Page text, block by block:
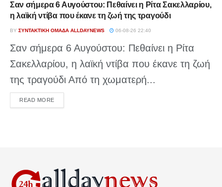
Σαν σήμερα 6 Αυγούστου: Πεθαίνει η Ρίτα Σακελλαρίου,
η λαϊκή ντίβα που έκανε τη ζωή της τραγούδι
BY ΣΥΝΤΑΚΤΙΚΉ ΟΜΆΔΑ ALLDAYNEWS 06-08-26 22:40
Σαν σήμερα 6 Αυγούστου: Πεθαίνει η Ρίτα
Σακελλαρίου, η λαϊκή ντίβα που έκανε τη ζωή
της τραγούδι Από τη χωματερή...
READ MOREDETAILS